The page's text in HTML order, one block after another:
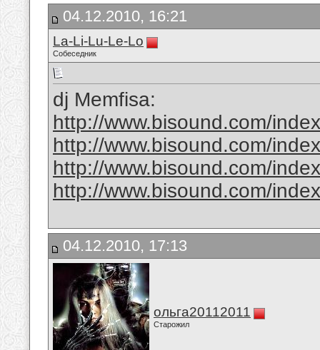
04.12.2010, 16:21
La-Li-Lu-Le-Lo
Собеседник
dj Memfisa:
http://www.bisound.com/
http://www.bisound.com/
http://www.bisound.com/
http://www.bisound.com/
04.12.2010, 17:13
ольга20112011
Старожил